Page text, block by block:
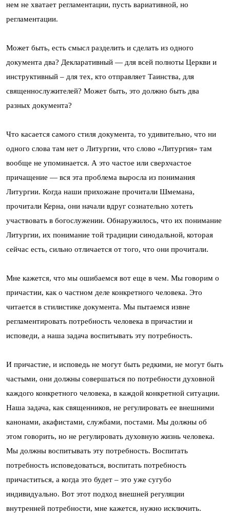
нем не хватает регламентации, пусть вариативной, но
регламентации.
Может быть, есть смысл разделить и сделать из одного
документа два? Декларативный — для всей полноты Церкви и
инструктивный – для тех, кто отправляет Таинства, для
священнослужителей? Может быть, это должно быть два
разных документа?
Что касается самого стиля документа, то удивительно, что ни
одного слова там нет о Литургии, что слово «Литургия» там
вообще не упоминается. А это частое или сверхчастое
причащение — вся эта проблема выросла из понимания
Литургии. Когда наши прихожане прочитали Шмемана,
прочитали Керна, они начали вдруг сознательно хотеть
участвовать в богослужении. Обнаружилось, что их понимание
Литургии, их понимание той традиции синодальной, которая
сейчас есть, сильно отличается от того, что они прочитали.
Мне кажется, что мы ошибаемся вот еще в чем. Мы говорим о
причастии, как о частном деле конкретного человека. Это
читается в стилистике документа. Мы пытаемся извне
регламентировать потребность человека в причастии и
исповеди, а наша задача воспитывать эту потребность.
И причастие, и исповедь не могут быть редкими, не могут быть
частыми, они должны совершаться по потребности духовной
каждого конкретного человека, в каждой конкретной ситуации.
Наша задача, как священников, не регулировать ее внешними
канонами, акафистами, службами, постами. Мы должны об
этом говорить, но не регулировать духовную жизнь человека.
Мы должны воспитывать эту потребность. Воспитать
потребность исповедоваться, воспитать потребность
причаститься, а когда это будет – это уже сугубо
индивидуально. Вот этот подход внешней регуляции
внутренней потребности, мне кажется, нужно исключить.